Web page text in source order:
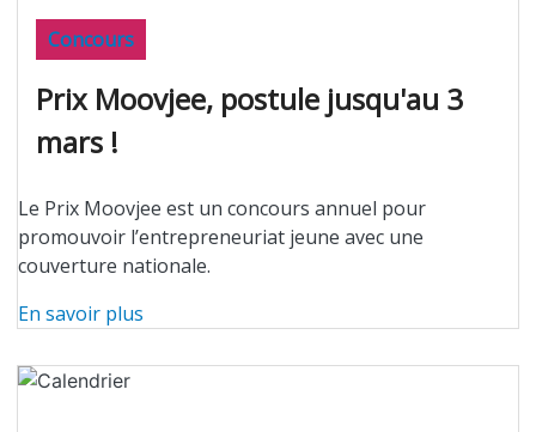
Prix Moovjee, postule jusqu'au 3
mars !
Concours
Le Prix Moovjee est un concours annuel pour
promouvoir l’entrepreneuriat jeune avec une
couverture nationale.
En savoir plus